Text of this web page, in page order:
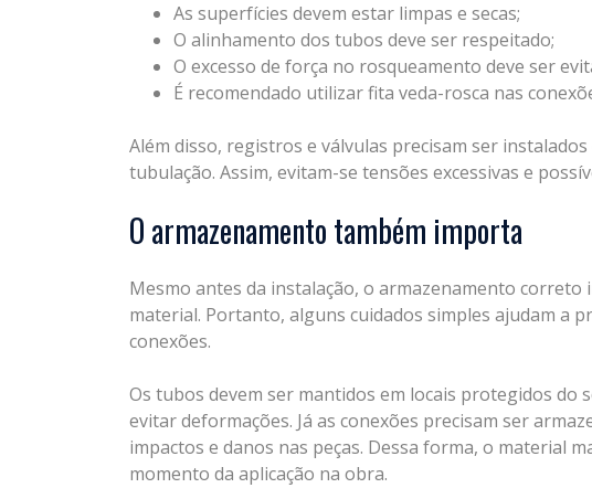
As superfícies devem estar limpas e secas;
O alinhamento dos tubos deve ser respeitado;
O excesso de força no rosqueamento deve ser
É recomendado utilizar fita veda-rosca nas
Além disso, registros e válvulas precisam ser
tubulação. Assim, evitam-se tensões excessivas e
O armazenamento também importa
Mesmo antes da instalação, o armazenamento
material. Portanto, alguns cuidados simples ajudam a
conexões.
Os tubos devem ser mantidos em locais protegidos do
evitar deformações. Já as conexões precisam ser
impactos e danos nas peças. Dessa forma, o material
momento da aplicação na obra.